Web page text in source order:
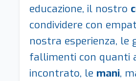
educazione, il nostro
condividere con
nostra esperienza, le
fallimenti con quanti
incontrato, le mani,